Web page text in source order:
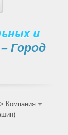
и
– Город
> Компания ⭐